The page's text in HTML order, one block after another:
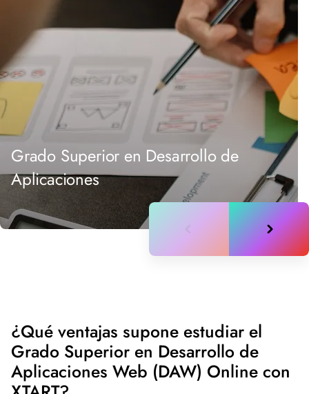
Grado Superior en Desarrollo de
Aplicaciones
¿Qué ventajas supone estudiar el
Grado Superior en Desarrollo de
Aplicaciones Web (DAW) Online con